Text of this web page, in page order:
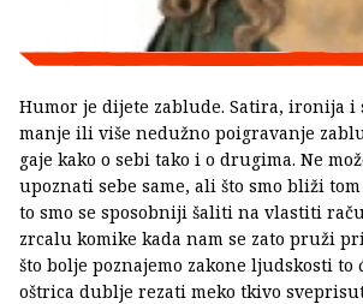
Humor je dijete zablude. Satira, ironija i
manje ili više nedužno poigravanje
gaje kako o sebi tako i o drugima. Ne
upoznati sebe same, ali što smo bliži
to smo se sposobniji šaliti na vlastiti
zrcalu komike kada nam se zato pruži
što bolje poznajemo zakone ljudskosti to
oštrica dublje rezati meko tkivo